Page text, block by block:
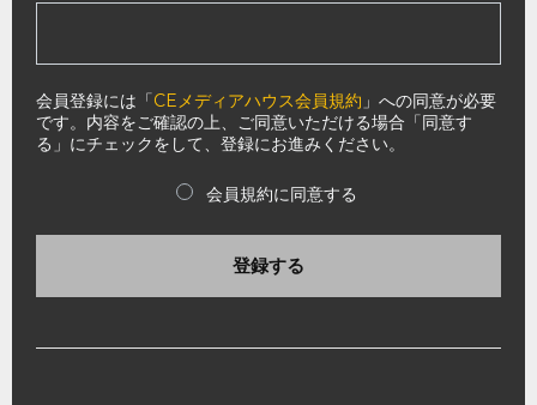
会員登録には「CEメディアハウス会員規約 」への同意が必要
です。内容をご確認の上、ご同意いただける場合「同意す
る」にチェックをして、登録にお進みください。
会員規約に同意する
登録する